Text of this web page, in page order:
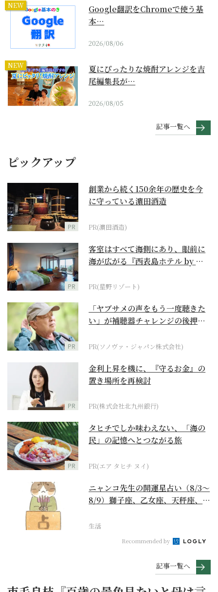
NEW
Google翻訳をChromeで使う基
本…
2026/08/06
NEW
夏にぴったりな焼酎アレンジを吉
尾編集長が…
2026/08/05
記事一覧へ
ピックアップ
PR
創業から続く150余年の歴史を今
に守っている濵田酒造
PR(濵田酒造)
PR
客室はすべて海側にあり、眼前に
海が広がる『西表島ホテル by 星
PR(星野リゾート)
PR
「ヤブサメの声をもう一度聴きた
い」が補聴器チャレンジの後押し
PR(ソノヴァ・ジャパン株式会社)
PR
金利上昇を機に、『守るお金』の
置き場所を再検討
PR(株式会社北九州銀行)
PR
タヒチでしか味わえない、「海の
民」の記憶へとつながる旅
PR(エア タヒチ ヌイ)
ニャンコ先生の開運星占い（8/3～
8/9）獅子座、乙女座、天秤座、蠍
生活
Recommended by
記事一覧へ